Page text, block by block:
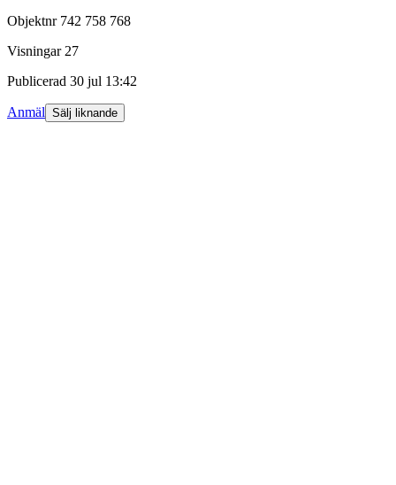
Objektnr 742 758 768
Visningar 27
Publicerad 30 jul 13:42
Anmäl Sälj liknande